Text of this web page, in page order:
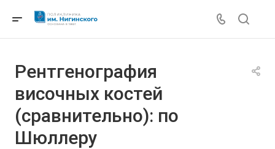
Рентгенография
височных костей
(сравнительно): по
Шюллеру